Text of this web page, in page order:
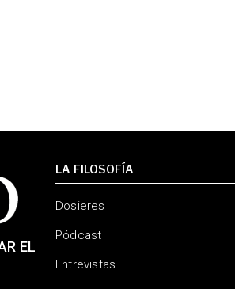
EL
LA FILOSOFÍA
Dosieres
Pódcast
Entrevistas